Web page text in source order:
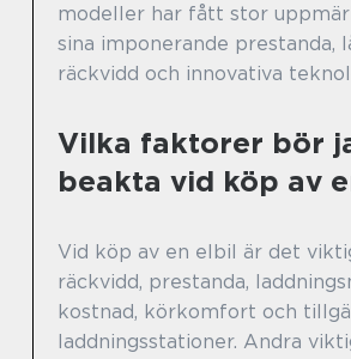
modeller har fått stor
sina imponerande prestanda,
räckvidd och innovativa
Vilka faktorer bör
beakta vid köp av
Vid köp av en elbil är det
räckvidd, prestanda,
kostnad, körkomfort och
laddningsstationer. Andra